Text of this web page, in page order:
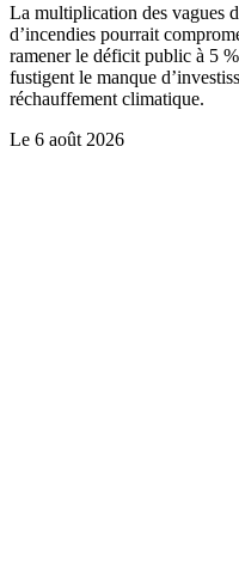
La multiplication des vagues
d’incendies pourrait
ramener le déficit public à 5
fustigent le manque
réchauffement climatique.
Le 6 août 2026